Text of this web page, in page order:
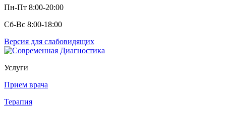
Пн-Пт 8:00-20:00
Сб-Вс 8:00-18:00
Версия для слабовидящих
Услуги
Прием врача
Терапия